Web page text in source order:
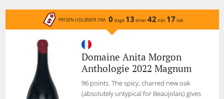
PRISEN UDLØBER OM: 0 dage 13 timer42 min 17 sek
Domaine Anita Morgon
Anthologie 2022 Magnum
96 points. The spicy, charred new oak
(absolutely untypical for Beaujolais) gives